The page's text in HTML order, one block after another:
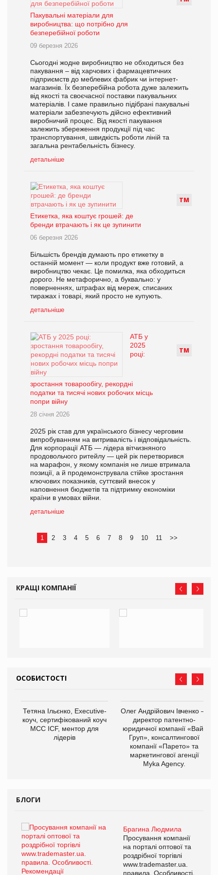
Пакувальні матеріали для
виробництва: що потрібно для
безперебійної роботи
09 березня 2026
Сьогодні жодне виробництво не обходиться без
пакування – від харчових і фармацевтичних
підприємств до меблевих фабрик чи інтернет-
магазинів. Їх безперебійна робота дуже залежить
від якості та своєчасної поставки пакувальних
матеріалів. І саме правильно підібрані пакувальні
матеріали забезпечують дійсно ефективний
виробничий процес. Від якості пакування
залежить збереження продукції під час
транспортування, швидкість роботи ліній та
загальна рентабельність бізнесу.
детальніше
ТМ
Етикетка, яка коштує грошей: де
бренди втрачають і як це зупинити
06 березня 2026
Більшість брендів думають про етикетку в
останній момент — коли продукт вже готовий, а
виробництво чекає. Це помилка, яка обходиться
дорого. Не метафорично, а буквально: у
поверненнях, штрафах від мереж, списаних
тиражах і товарі, який просто не купують.
детальніше
ТМ
АТБ у
2025
році:
зростання товарообігу, рекордні
податки та тисячі нових робочих місць
попри війну
28 січня 2026
2025 рік став для українського бізнесу черговим
випробуванням на витривалість і відповідальність.
Для корпорації АТБ — лідера вітчизняного
продовольчого ритейлу — цей рік перетворився
на марафон, у якому компанія не лише втримала
позиції, а й продемонструвала стійке зростання
ключових показників, суттєвий внесок у
наповнення бюджетів та підтримку економіки
країни в умовах війни.
детальніше
1 2 3 4 5 6 7 8 9 10 11 >>
КРАЩІ КОМПАНІЇ
ОСОБИСТОСТІ
Тетяна Ільєнко, Executive-
коуч, сертифікований коуч
МСС ICF, ментор для
лідерів
Олег Андрійович Івченко —
директор патентно-
юридичної компанії «Вайз
Груп», консалтингової
компанії «Парето» та
маркетингової агенції
Myka Agency.
БЛОГИ
Брагина Людмила
Просування компанії
на порталі оптової та
роздрібної торгівлі
www.trademaster.ua.
правила. Особливості.